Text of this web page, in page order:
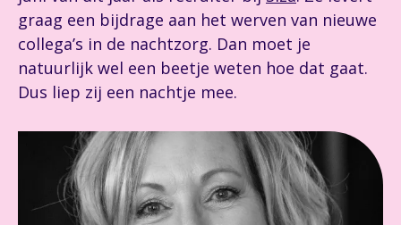
graag een bijdrage aan het werven van nieuwe
collega’s in de nachtzorg. Dan moet je
natuurlijk wel een beetje weten hoe dat gaat.
Dus liep zij een nachtje mee.